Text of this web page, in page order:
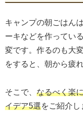
キャンプの朝ごはん
ーキなどを作ってい
変です。作るのも大
をすると、朝から疲
そこで、 なるべく楽
イデア5選をご紹介